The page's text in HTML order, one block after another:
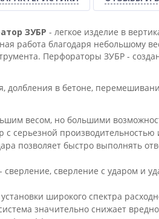
ЗУБР - легкое изделие в
работа благодаря небольшому
Перфораторы ЗУБР -
долбления в бетоне,
весом, но большими
серьезной производительностью
позволяет быстро выполнять
сверление с ударом и
широкого спектра
значительно снижает